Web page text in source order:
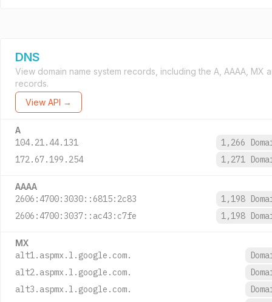
DNS
View domain name system records, including the A, AAAA, MX
records.
View API →
A
104.21.44.131
1,266
172.67.199.254
1,271
AAAA
2606:4700:3030::6815:2c83
1,198
2606:4700:3037::ac43:c7fe
1,198
MX
alt1.aspmx.l.google.com.
alt2.aspmx.l.google.com.
alt3.aspmx.l.google.com.